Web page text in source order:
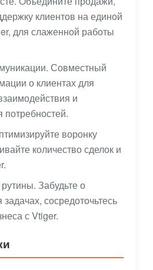
клиентов на единой
для слаженной работы
Совместный
о клиентах для
и
потребностей.
воронку
количество сделок и
Забудьте о
сосредоточьтесь
с Vtiger.